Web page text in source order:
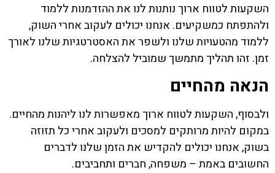
השקעות לטווח ארוך נותנות לנו את ההזדמנות ללמוד
ולהתפתח כמשקיעים. אנחנו יכולים לעקוב אחרי השוק,
ללמוד מהטעויות שלנו ולשפר את האסטרטגיות שלנו לאורך
זמן. זהו תהליך מתמשך שמוביל להצלחה.
הנאה מהחיים
ולבסוף, השקעות לטווח ארוך מאפשרות לנו ליהנות מהחיים.
במקום להיות מרותקים למסכים ולעקוב אחרי כל תזוזה
בשוק, אנחנו יכולים להקדיש את הזמן שלנו לדברים
החשובים באמת – משפחה, חברים ותחביבים.